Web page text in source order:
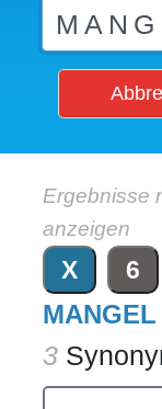
Ergebnisse
anzeigen
X 6
MANGEL
3